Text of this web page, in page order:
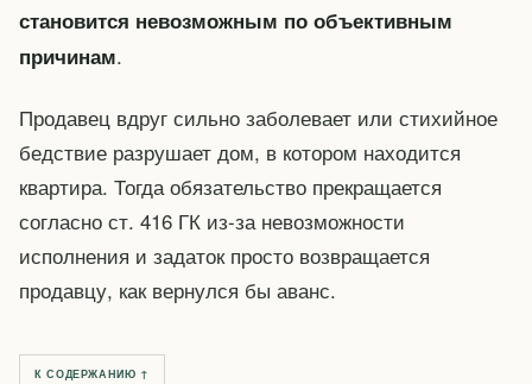
становится невозможным по объективным
причинам.
Продавец вдруг сильно заболевает или стихийное
бедствие разрушает дом, в котором находится
квартира. Тогда обязательство прекращается
согласно ст. 416 ГК из-за невозможности
исполнения и задаток просто возвращается
продавцу, как вернулся бы аванс.
К СОДЕРЖАНИЮ ↑